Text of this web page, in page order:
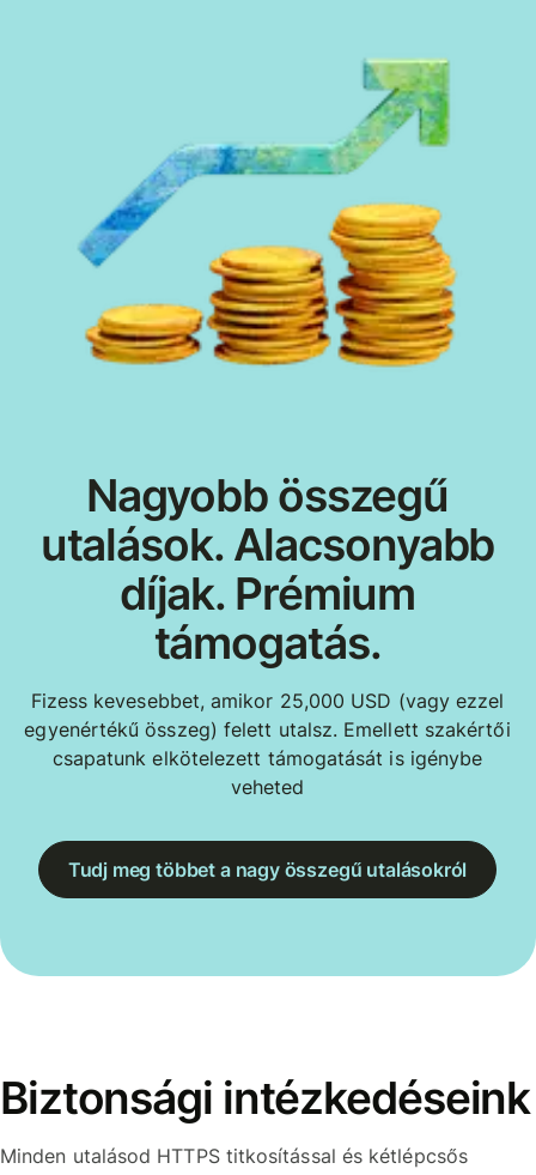
Nagyobb összegű
utalások. Alacsonyabb
díjak. Prémium
támogatás.
Fizess kevesebbet, amikor 25,000 USD (vagy ezzel
egyenértékű összeg) felett utalsz. Emellett szakértői
csapatunk elkötelezett támogatását is igénybe
veheted
Tudj meg többet a nagy összegű utalásokról
Biztonsági intézkedéseink
Minden utalásod HTTPS titkosítással és kétlépcsős